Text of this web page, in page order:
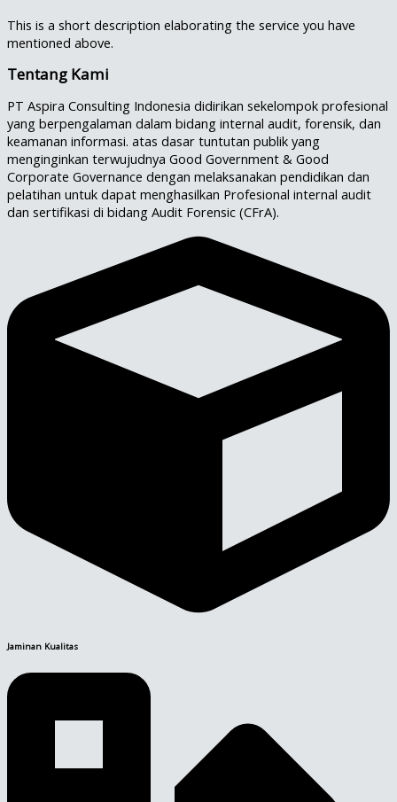
This is a short description elaborating the service you have
mentioned above.​
Tentang Kami
PT Aspira Consulting Indonesia didirikan sekelompok profesional
yang berpengalaman dalam bidang internal audit, forensik, dan
keamanan informasi. atas dasar tuntutan publik yang
menginginkan terwujudnya Good Government & Good
Corporate Governance dengan melaksanakan pendidikan dan
pelatihan untuk dapat menghasilkan Profesional internal audit
dan sertifikasi di bidang Audit Forensic (CFrA).
Jaminan Kualitas